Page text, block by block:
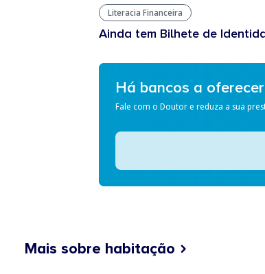
Literacia Financeira
Ainda tem Bilhete de
Há bancos a
Fale com o Doutor e reduza a sua
Mais sobre habitação